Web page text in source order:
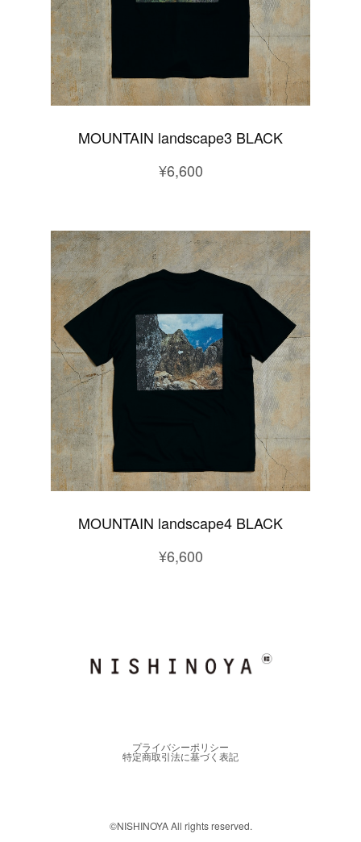
MOUNTAIN landscape3 BLACK
¥6,600
MOUNTAIN landscape4 BLACK
¥6,600
プライバシーポリシー
特定商取引法に基づく表記
©︎NISHINOYA All rights reserved.